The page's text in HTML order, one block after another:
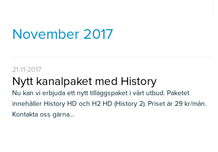
November 2017
21-11-2017
Nytt kanalpaket med History
Nu kan vi erbjuda ett nytt tilläggspaket i vårt utbud. Paketet
innehåller History HD och H2 HD (History 2). Priset är 29 kr/mån.
Kontakta oss gärna...